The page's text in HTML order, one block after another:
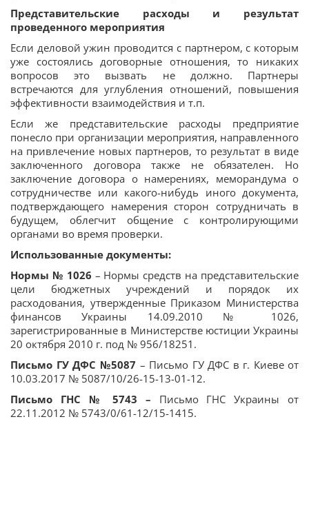
Представительские расходы и результат
проведенного мероприятия
Если деловой ужин проводится с партнером, с которым
уже состоялись договорные отношения, то никаких
вопросов это вызвать не должно. Партнеры
встречаются для углубления отношений, повышения
эффективности взаимодействия и т.п.
Если же представительские расходы предприятие
понесло при организации мероприятия, направленного
на привлечение новых партнеров, то результат в виде
заключенного договора также не обязателен. Но
заключение договора о намерениях, меморандума о
сотрудничестве или какого-нибудь иного документа,
подтверждающего намерения сторон сотрудничать в
будущем, облегчит общение с контролирующими
органами во время проверки.
Использованные документы:
Нормы № 1026 – Нормы средств на представительские
цели бюджетных учреждений и порядок их
расходования, утвержденные Приказом Министерства
финансов Украины 14.09.2010 № 1026,
зарегистрированные в Министерстве юстиции Украины
20 октября 2010 г. под № 956/18251.
Письмо ГУ ДФС №5087 – Письмо ГУ ДФС в г. Киеве от
10.03.2017 № 5087/10/26-15-13-01-12.
Письмо ГНС № 5743 – Письмо ГНС Украины от
22.11.2012 № 5743/0/61-12/15-1415.